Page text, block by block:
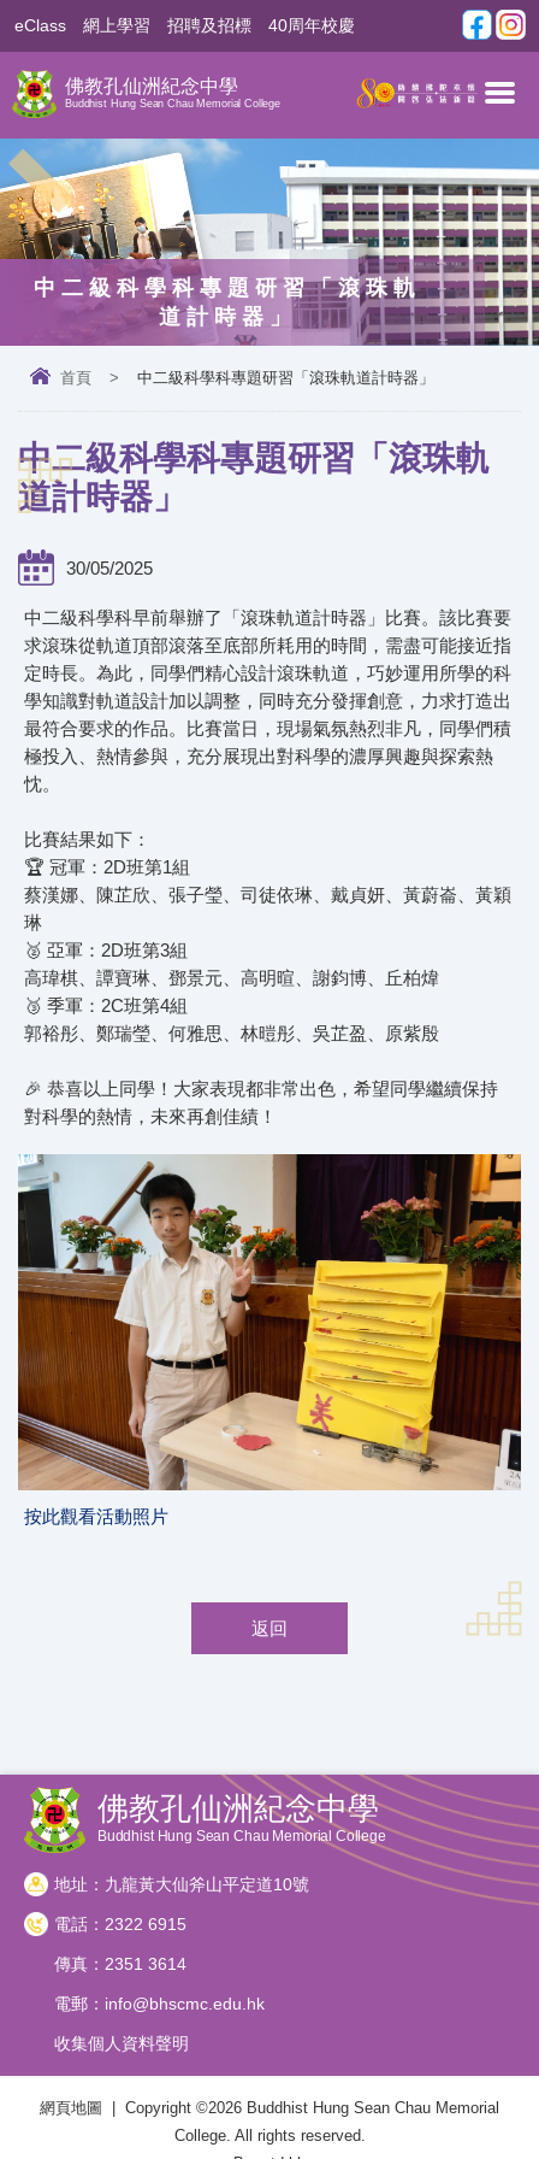
佛教孔仙洲紀念中學
Buddhist Hung Sean Chau Memorial College
eClass 網上學習 招聘及招標 40周年校慶
中二級科學科專題研習「滾珠軌
道計時器」
首頁 > 中二級科學科專題研習「滾珠軌道計時器」
中二級科學科專題研習「滾珠軌
道計時器」
30/05/2025
中二級科學科早前舉辦了「滾珠軌道計時器」比賽。該比賽要
求滾珠從軌道頂部滾落至底部所耗用的時間，需盡可能接近指
定時長。為此，同學們精心設計滾珠軌道，巧妙運用所學的科
學知識對軌道設計加以調整，同時充分發揮創意，力求打造出
最符合要求的作品。比賽當日，現場氣氛熱烈非凡，同學們積
極投入、熱情參與，充分展現出對科學的濃厚興趣與探索熱
忱。
比賽結果如下：
🏆 冠軍：2D班第1組
蔡漢娜、陳芷欣、張子瑩、司徒依琳、戴貞妍、黃蔚崙、黃穎
琳
🥈 亞軍：2D班第3組
高瑋棋、譚寶琳、鄧景元、高明暄、謝鈞博、丘柏煒
🥉 季軍：2C班第4組
郭裕彤、鄭瑞瑩、何雅思、林暟彤、吳芷盈、原紫殷
🎉 恭喜以上同學！大家表現都非常出色，希望同學繼續保持
對科學的熱情，未來再創佳績！
按此觀看活動照片
返回
佛教孔仙洲紀念中學
Buddhist Hung Sean Chau Memorial College
地址：九龍黃大仙斧山平定道10號
電話：2322 6915
傳真：2351 3614
電郵： info@bhscmc.edu.hk
收集個人資料聲明
網頁地圖 | Copyright ©2026 Buddhist Hung Sean Chau Memorial
College. All rights reserved.